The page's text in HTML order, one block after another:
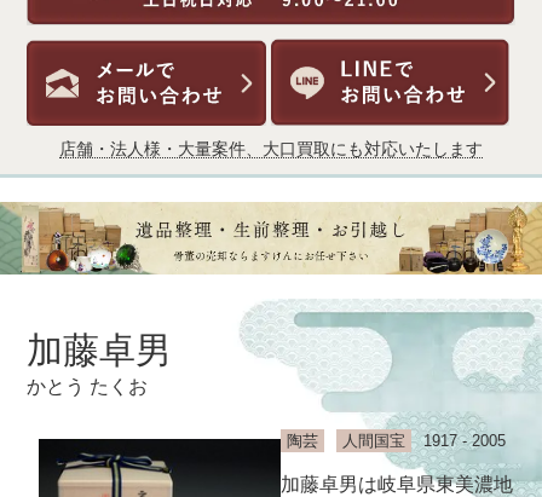
店舗・法人様・大量案件、大口買取にも対応いたします
加藤卓男
かとう たくお
陶芸 人間国宝 1917 - 2005
加藤卓男は岐阜県東美濃地